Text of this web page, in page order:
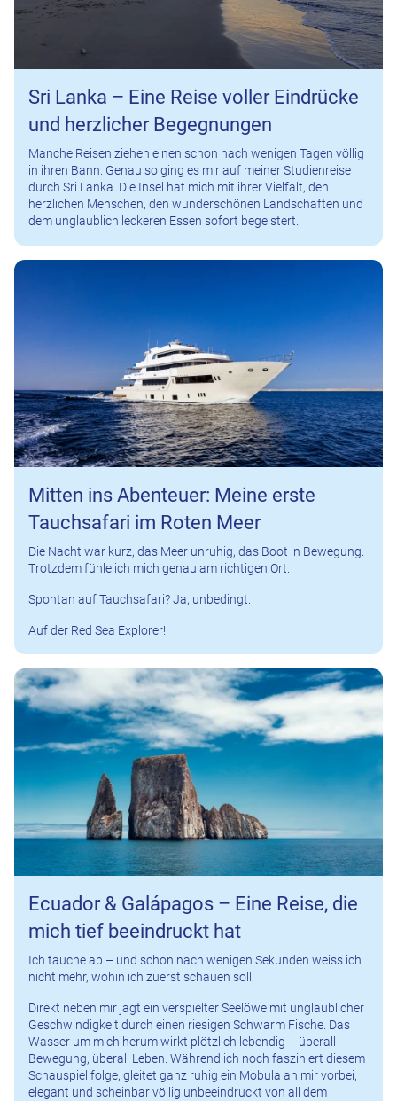
Sri Lanka – Eine Reise voller Eindrücke
und herzlicher Begegnungen
Manche Reisen ziehen einen schon nach wenigen Tagen völlig
in ihren Bann. Genau so ging es mir auf meiner Studienreise
durch Sri Lanka. Die Insel hat mich mit ihrer Vielfalt, den
herzlichen Menschen, den wunderschönen Landschaften und
dem unglaublich leckeren Essen sofort begeistert.
Mitten ins Abenteuer: Meine erste
Tauchsafari im Roten Meer
Die Nacht war kurz, das Meer unruhig, das Boot in Bewegung.
Trotzdem fühle ich mich genau am richtigen Ort.
Spontan auf Tauchsafari? Ja, unbedingt.
Auf der Red Sea Explorer!
Ecuador & Galápagos – Eine Reise, die
mich tief beeindruckt hat
Ich tauche ab – und schon nach wenigen Sekunden weiss ich
nicht mehr, wohin ich zuerst schauen soll.
Direkt neben mir jagt ein verspielter Seelöwe mit unglaublicher
Geschwindigkeit durch einen riesigen Schwarm Fische. Das
Wasser um mich herum wirkt plötzlich lebendig – überall
Bewegung, überall Leben. Während ich noch fasziniert diesem
Schauspiel folge, gleitet ganz ruhig ein Mobula an mir vorbei,
elegant und scheinbar völlig unbeeindruckt von all dem